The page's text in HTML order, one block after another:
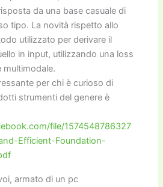
da una base casuale di
tipo. La novità rispetto allo
utilizzato per derivare il
in input, utilizzando una loss
multimodale.
per chi è curioso di
strumenti del genere è
file/1574548786327
Efficient-Foundation-
armato di un pc